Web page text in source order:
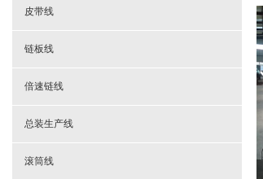
皮带线
链板线
倍速链线
总装生产线
滚筒线